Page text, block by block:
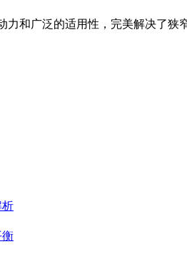
和广泛的适用性，完美解决了
析
衡